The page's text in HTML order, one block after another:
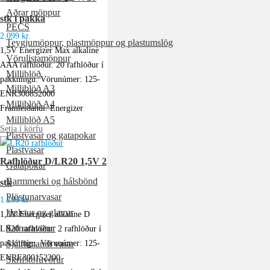
Aðrar möppur
PECS
Teygjumöppur, plastmöppur og plastumslög
Vörulistamöppur
Milliblöð
Milliblöð A3
Milliblöð A4
Milliblöð A5
Plastvasar og gatapokar
Plastvasar
Gatapokar
Barmmerki og hálsbönd
Plöstunarvasar
Hulstur og glærur
Safnaravörur
Sjálflímandi vasar
Skrifstofuvörur
stk í pakka
2.099 kr.
1,5V Energizer Max alkaline
AAA rafhlöður. 20 rafhlöður í
pakkningu. Vörunúmer: 125-
ENR300852000
Framleiðandi: Energizer
Setja í körfu
Rafhlöður D/LR20 1,5V 2
stk
1.299kr.
1,5V Energizer alkaline D
LR20 rafhlöður. 2 rafhlöður í
pakkningu. Vörunúmer: 125-
ENRE300152200